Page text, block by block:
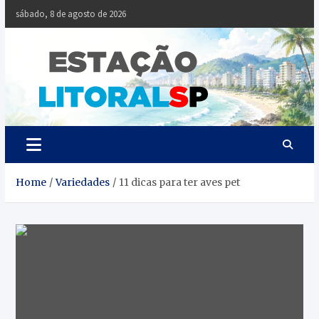
Skip
sábado, 8 de agosto de 2026
Litoral
Notícias da
Baixada Santista
Home Variedades 11 dicas para ter aves pet